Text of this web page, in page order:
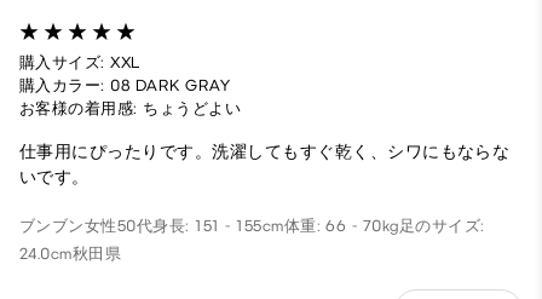
購入サイズ: XXL
購入カラー: 08 DARK GRAY
お客様の着用感: ちょうどよい
仕事用にぴったりです。洗濯してもすぐ乾く、シワにもならな
いです。
ブンブン女性50代身長: 151 - 155cm体重: 66 - 70kg足のサイズ:
24.0cm秋田県